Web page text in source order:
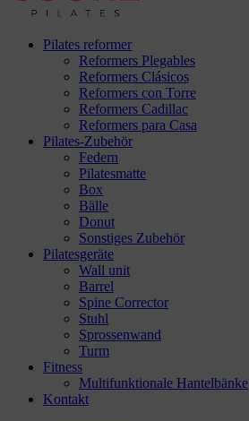
Pilates reformer
Reformers Plegables
Reformers Clásicos
Reformers con Torre
Reformers Cadillac
Reformers para Casa
Pilates-Zubehör
Federn
Pilatesmatte
Box
Bälle
Donut
Sonstiges Zubehör
Pilatesgeräte
Wall unit
Barrel
Spine Corrector
Stuhl
Sprossenwand
Turm
Fitness
Multifunktionale Hantelbänke
Kontakt